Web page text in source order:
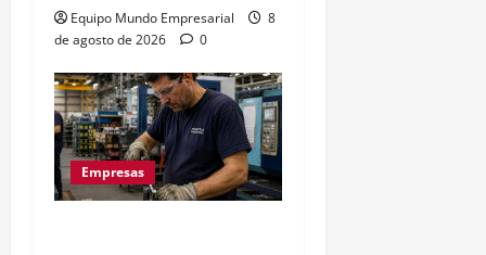
Equipo Mundo Empresarial
8
de agosto de 2026
0
Empresas